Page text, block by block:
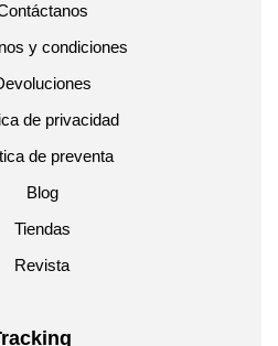
y condiciones
de privacidad
de preventa
Blog
Tiendas
Revista